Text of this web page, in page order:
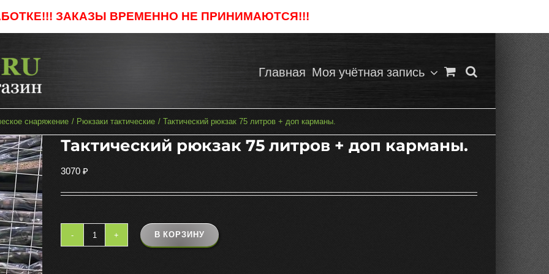
ЗАКАЗЫ ВРЕМЕННО НЕ ПРИНИМАЮТСЯ!!!
Главная Моя учётная запись
снаряжение Рюкзаки тактические Тактический рюкзак 75 литров + доп карманы.
Тактический рюкзак 75 литров + доп карманы.
3070 ₽
Количество
В КОРЗИНУ